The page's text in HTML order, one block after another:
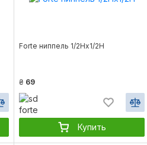
Forte ниппель 1/2Нх1/2Н
₴ 69
Купить